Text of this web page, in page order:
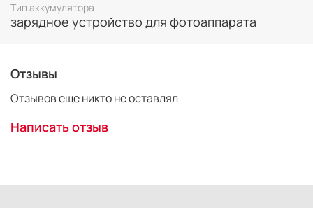
Тип аккумулятора
зарядное устройство для фотоаппарата
Отзывы
Отзывов еще никто не оставлял
Написать отзыв